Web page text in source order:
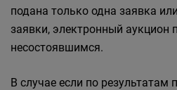
подана только одна заявка
заявки, электронный аукцион
несостоявшимся.
В случае если по результатам